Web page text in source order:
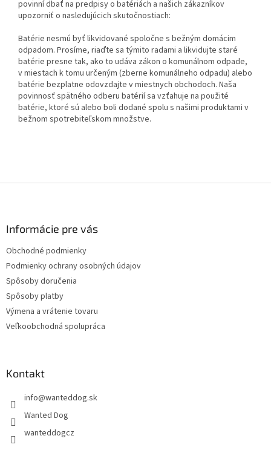
povinní dbať na predpisy o batériách a našich zákazníkov
upozorniť o nasledujúcich skutočnostiach:
Batérie nesmú byť likvidované spoločne s bežným domácim
odpadom. Prosíme, riaďte sa týmito radami a likvidujte staré
batérie presne tak, ako to udáva zákon o komunálnom odpade,
v miestach k tomu určeným (zberne komunálneho odpadu) alebo
batérie bezplatne odovzdajte v miestnych obchodoch. Naša
povinnosť spätného odberu batérií sa vzťahuje na použité
batérie, ktoré sú alebo boli dodané spolu s našimi produktami v
bežnom spotrebiteľskom množstve.
Informácie pre vás
Obchodné podmienky
Podmienky ochrany osobných údajov
Spôsoby doručenia
Spôsoby platby
Výmena a vrátenie tovaru
Veľkoobchodná spolupráca
Kontakt
info@wanteddog.sk
Wanted Dog
wanteddogcz